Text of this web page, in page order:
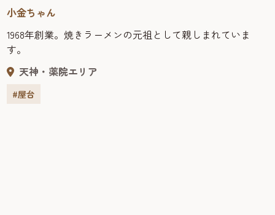
小金ちゃん
1968年創業。焼きラーメンの元祖として親しまれていま
す。
天神・薬院エリア
#屋台